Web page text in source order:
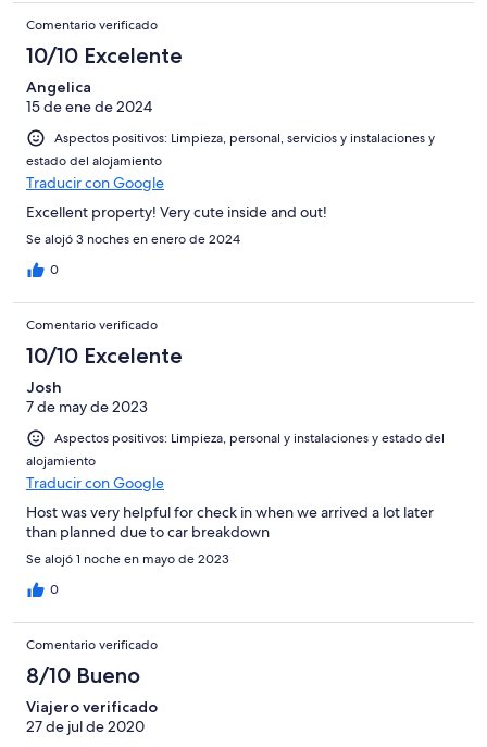
Comentario verificado
10/10 Excelente
Angelica
15 de ene de 2024
Aspectos positivos: Limpieza, personal, servicios y instalaciones y
estado del alojamiento
Traducir con Google
Excellent property! Very cute inside and out!
Se alojó 3 noches en enero de 2024
0
Comentario verificado
10/10 Excelente
Josh
7 de may de 2023
Aspectos positivos: Limpieza, personal y instalaciones y estado del
alojamiento
Traducir con Google
Host was very helpful for check in when we arrived a lot later
than planned due to car breakdown
Se alojó 1 noche en mayo de 2023
0
Comentario verificado
8/10 Bueno
Viajero verificado
27 de jul de 2020